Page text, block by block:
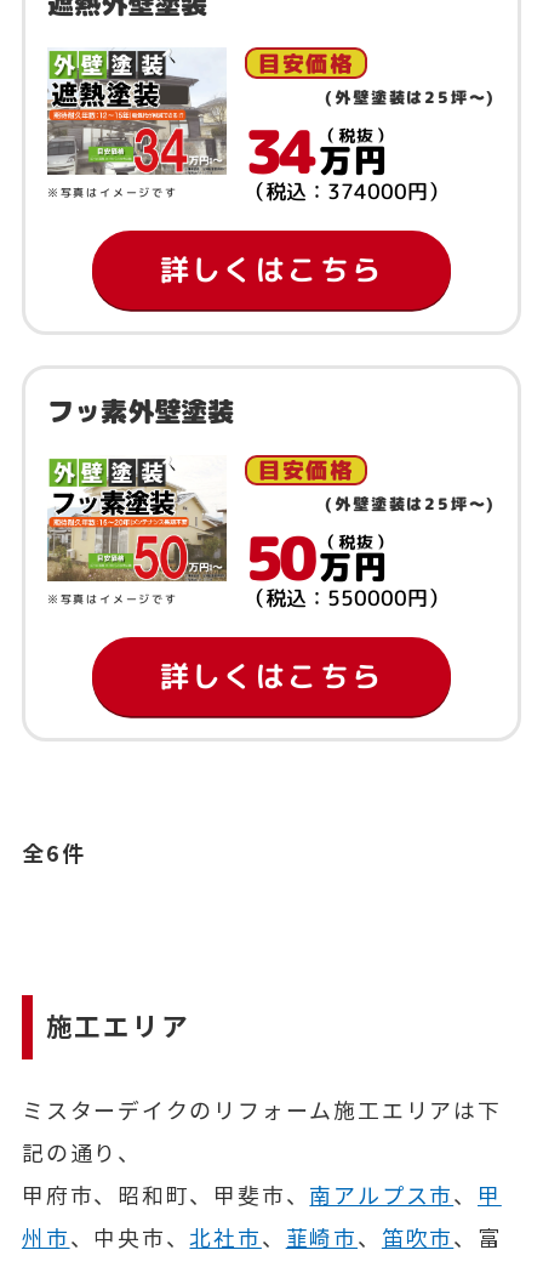
※写真はイメージです
目安価格
(外壁塗装は25坪～)
34 （税抜）
万円
（税込：374000円）
詳しくはこちら
フッ素外壁塗装
※写真はイメージです
目安価格
(外壁塗装は25坪～)
50 （税抜）
万円
（税込：550000円）
詳しくはこちら
全6件
施工エリア
ミスターデイクのリフォーム施工エリアは下
記の通り、
甲府市、昭和町、甲斐市、 南アルプス市、 甲
州市、中央市、北社市、 韮崎市、 笛吹市、富